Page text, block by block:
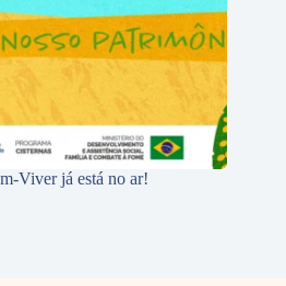
Viver já está no ar!